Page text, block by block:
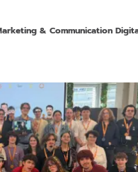
& Communication